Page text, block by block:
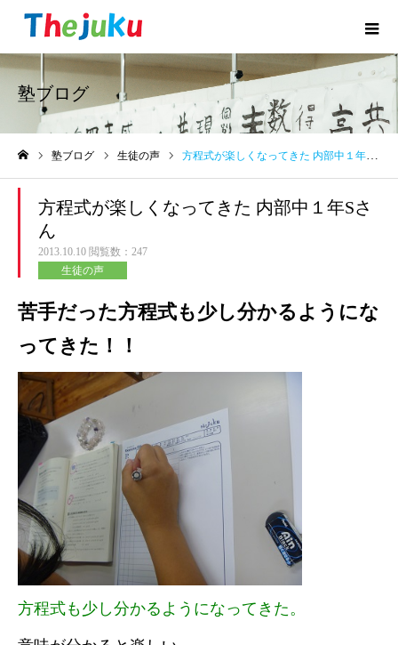
塾ブログ
塾ブログ 生徒の声 方程式が楽しくなってきた 内部中１年Sさん
方程式が楽しくなってきた 内部中１年Sさ
ん
2013.10.10 閲覧数：247
生徒の声
苦手だった方程式も少し分かるようにな
ってきた！！
方程式も少し分かるようになってきた。